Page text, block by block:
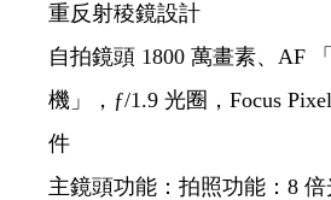
重反射稜鏡設計
自拍鏡頭 1800 萬畫素、AF 「
機」，ƒ/1.9 光圈，Focus
件
主鏡頭功能：拍照功能：8